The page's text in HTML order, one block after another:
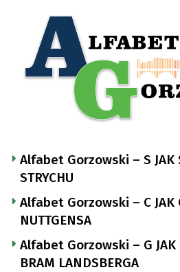
Alfabet Gorzowski – S JAK
STRYCHU
Alfabet Gorzowski – C JAK
NUTTGENSA
Alfabet Gorzowski – G JAK
BRAM LANDSBERGA